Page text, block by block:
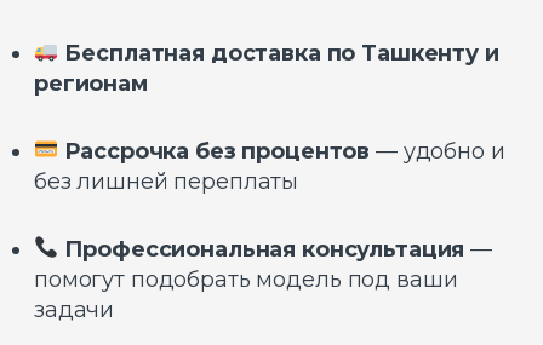
Бесплатная доставка по Ташкенту и
регионам
Рассрочка без процентов — удобно и
без лишней переплаты
Профессиональная консультация —
помогут подобрать модель под ваши
задачи